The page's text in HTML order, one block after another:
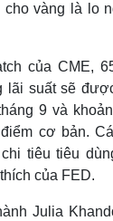
vàng là lo
của CME,
lãi suất sẽ
9 và
cơ bản.
tiêu tiêu
của FED.
Julia